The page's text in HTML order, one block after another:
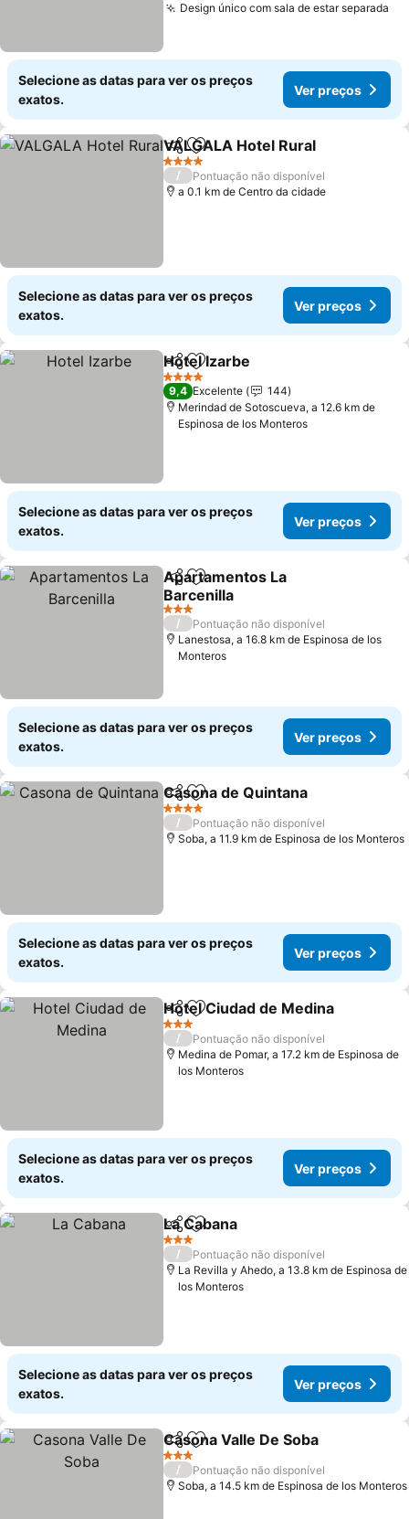
Design único com sala de estar separada
Selecione as datas para ver os preços
exatos.
Ver preços
PartilharAdicionar aos favoritos
VALGALA Hotel Rural
4 Estrelas
/
Pontuação não disponível
a 0.1 km de Centro da cidade
Selecione as datas para ver os preços
exatos.
Ver preços
PartilharAdicionar aos favoritos
Hotel Izarbe
4 Estrelas
9,4 Excelente
144
Merindad de Sotoscueva, a 12.6 km de
Espinosa de los Monteros
Selecione as datas para ver os preços
exatos.
Ver preços
PartilharAdicionar aos favoritos
Apartamentos La
Barcenilla
Ver preços
3 Estrelas
/
Pontuação não disponível
Lanestosa, a 16.8 km de Espinosa de los
Monteros
Selecione as datas para ver os preços
exatos.
Ver preços
PartilharAdicionar aos favoritos
Casona de Quintana
4 Estrelas
/
Pontuação não disponível
Soba, a 11.9 km de Espinosa de los Monteros
Selecione as datas para ver os preços
exatos.
Ver preços
PartilharAdicionar aos favoritos
Hotel Ciudad de Medina
3 Estrelas
/
Pontuação não disponível
Medina de Pomar, a 17.2 km de Espinosa de
los Monteros
Selecione as datas para ver os preços
exatos.
Ver preços
PartilharAdicionar aos favoritos
La Cabana
3 Estrelas
/
Pontuação não disponível
La Revilla y Ahedo, a 13.8 km de Espinosa de
los Monteros
Selecione as datas para ver os preços
exatos.
Ver preços
PartilharAdicionar aos favoritos
Casona Valle De Soba
3 Estrelas
/
Pontuação não disponível
Soba, a 14.5 km de Espinosa de los Monteros